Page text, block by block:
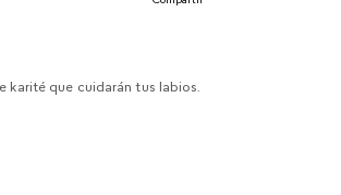
karité que cuidarán tus labios.